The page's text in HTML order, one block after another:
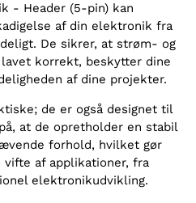
- Header (5-pin) kan
af din elektronik fra
De sikrer, at strøm- og
korrekt, beskytter dine
af dine projekter.
de er også designet til
at de opretholder en stabil
forhold, hvilket gør
af applikationer, fra
elektronikudvikling.